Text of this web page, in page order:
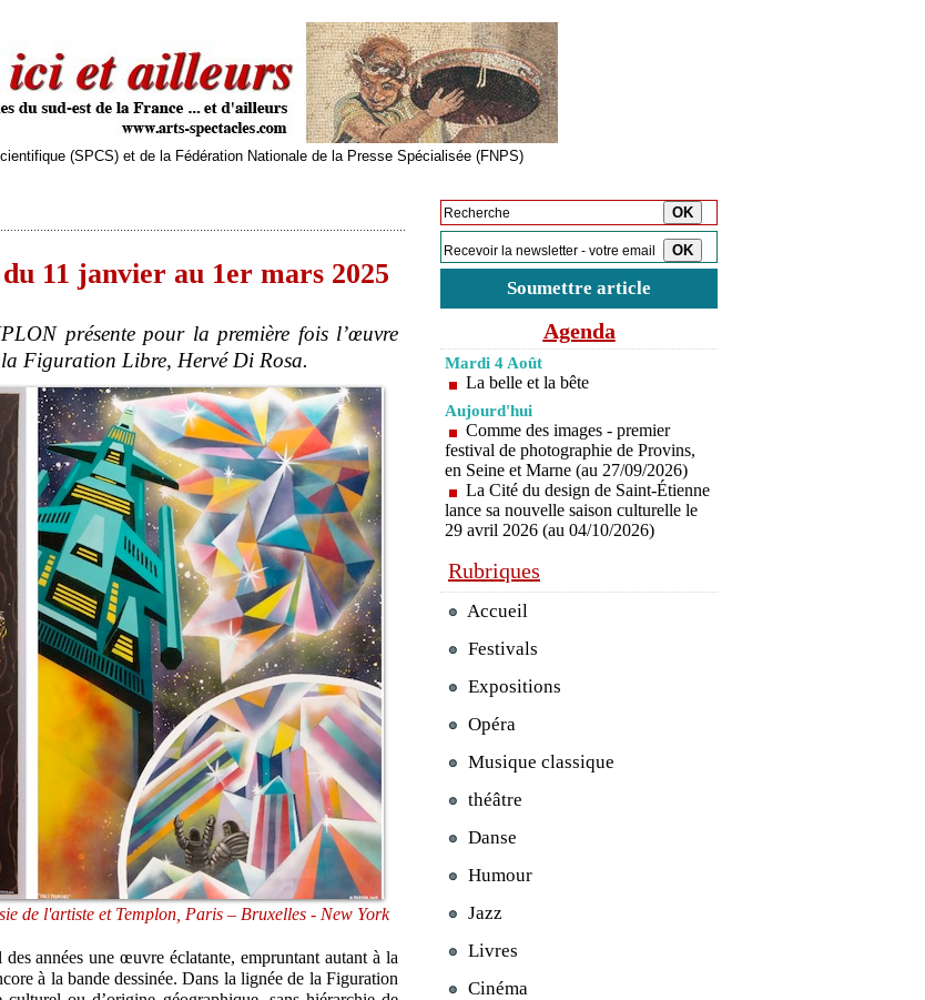
(SPCS) et de la Fédération Nationale de la Presse Spécialisée (FNPS)
11 janvier au 1er mars 2025
présente pour la première fois l’œuvre
la Figuration Libre, Hervé Di Rosa.
de l'artiste et Templon, Paris – Bruxelles - New York
années une œuvre éclatante, empruntant autant à la
à la bande dessinée. Dans la lignée de la Figuration
Soumettre article
Agenda
Mardi 4 Août
La belle et la bête
Aujourd'hui
Comme des images - premier
festival de photographie de Provins,
en Seine et Marne (au 27/09/2026)
La Cité du design de Saint-Étienne
lance sa nouvelle saison culturelle le
29 avril 2026 (au 04/10/2026)
Rubriques
Accueil
Festivals
Expositions
Opéra
Musique classique
théâtre
Danse
Humour
Jazz
Livres
Cinéma